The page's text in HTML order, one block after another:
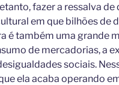
fazer a ressalva de
em que bilhões de
é também uma grande
de mercadorias, a
sociais.
ela acaba operando